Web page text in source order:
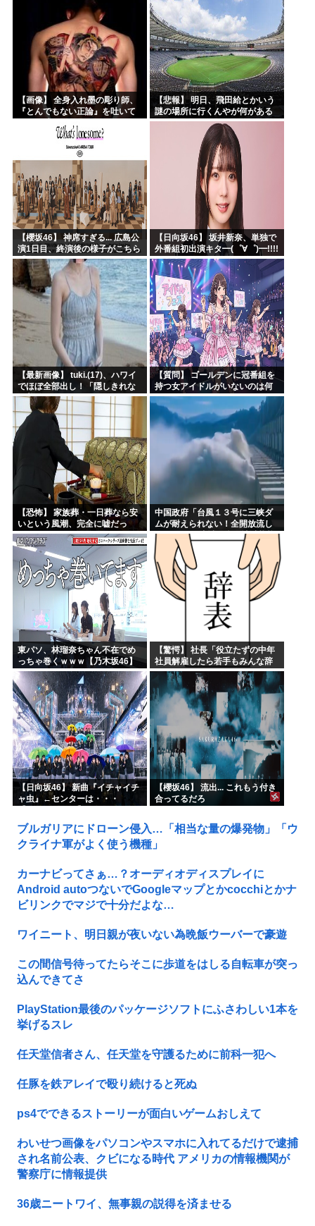
【画像】 全身入れ墨の彫り師、
『とんでもない正論』を吐いて
【悲報】 明日、飛田給とかいう
謎の場所に行くんやが何がある
んや????・・・・・・・・・
【櫻坂46】 神席すぎる... 広島公
演1日目、終演後の様子がこちら
【全国ツアー2026 What’s
lonesome?】
【日向坂46】 坂井新奈、単独で
外番組初出演キタ━(゜∀゜)━!!!!
【最新画像】 tuki.(17)、ハワイ
でほぼ全部出し！「隠しきれな
い美貌」とSNSざわつく
【質問】 ゴールデンに冠番組を
持つ女アイドルがいないのは何
故なのか？
【恐怖】 家族葬・一日葬なら安
いという風潮、完全に嘘だっ
た・・・・
中国政府「台風１３号に三峡ダ
ムが耐えられない！全開放流し
ろ！」⇒ 下流域の街が壊滅状態
ｗｗｗｗｗ
東パソ、林瑠奈ちゃん不在でめ
っちゃ巻くｗｗｗ【乃木坂46】
【驚愕】 社長「役立たずの中年
社員解雇したら若手もみんな辞
めてしまった…」
【日向坂46】 新曲『イチャイチ
ャ虫』←センターは・・・
【櫻坂46】 流出... これもう付き
合ってるだろ
ブルガリアにドローン侵入…「相当な量の爆発物」「ウ
クライナ軍がよく使う機種」
カーナビってさぁ…？オーディオディスプレイに
Android autoつないでGoogleマップとかcocchiとかナ
ビリンクでマジで十分だよな…
ワイニート、明日親が夜いない為晩飯ウーバーで豪遊
この間信号待ってたらそこに歩道をはしる自転車が突っ
込んできてさ
PlayStation最後のパッケージソフトにふさわしい1本を
挙げるスレ
任天堂信者さん、任天堂を守護るために前科一犯へ
任豚を鉄アレイで殴り続けると死ぬ
ps4でできるストーリーが面白いゲームおしえて
わいせつ画像をパソコンやスマホに入れてるだけで逮捕
され名前公表、クビになる時代 アメリカの情報機関が
警察庁に情報提供
36歳ニートワイ、無事親の説得を済ませる